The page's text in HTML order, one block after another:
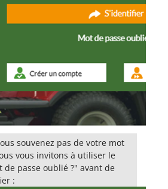
souvenez pas de votre mot
vous invitons à utiliser le
de passe oublié ?" avant de
: